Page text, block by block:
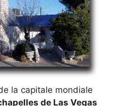
la capitale mondiale
de Las Vegas